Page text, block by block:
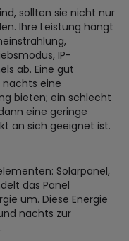
sollten sie nicht nur
Ihre Leistung hängt
IP-
ab. Eine gut
eine
bieten; ein schlecht
eine geringe
an sich geeignet ist.
Solarpanel,
das Panel
um. Diese Energie
nachts zur